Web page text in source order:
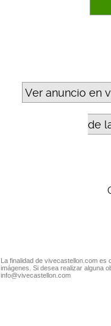
Ver anuncio en
de
La finalidad de vivecastellon.com
imágenes. Si desea realizar alguna
info@vivecastellon.com